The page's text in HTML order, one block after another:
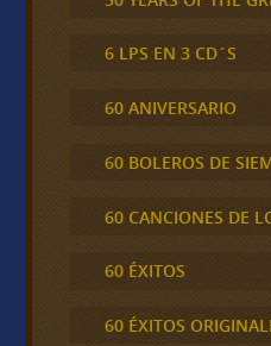
6 LPS EN 3 CD´S
60 ANIVERSARIO
60 BOLEROS DE
60 CANCIONES DE
60 ÉXITOS
60 ÉXITOS